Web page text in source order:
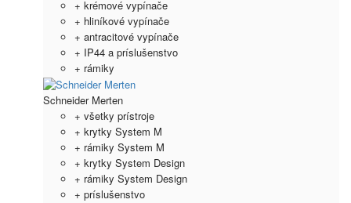
+ krémové vypínače
+ hliníkové vypínače
+ antracitové vypínače
+ IP44 a príslušenstvo
+ rámiky
Schneider Merten
+ všetky prístroje
+ krytky System M
+ rámiky System M
+ krytky System Design
+ rámiky System Design
+ príslušenstvo